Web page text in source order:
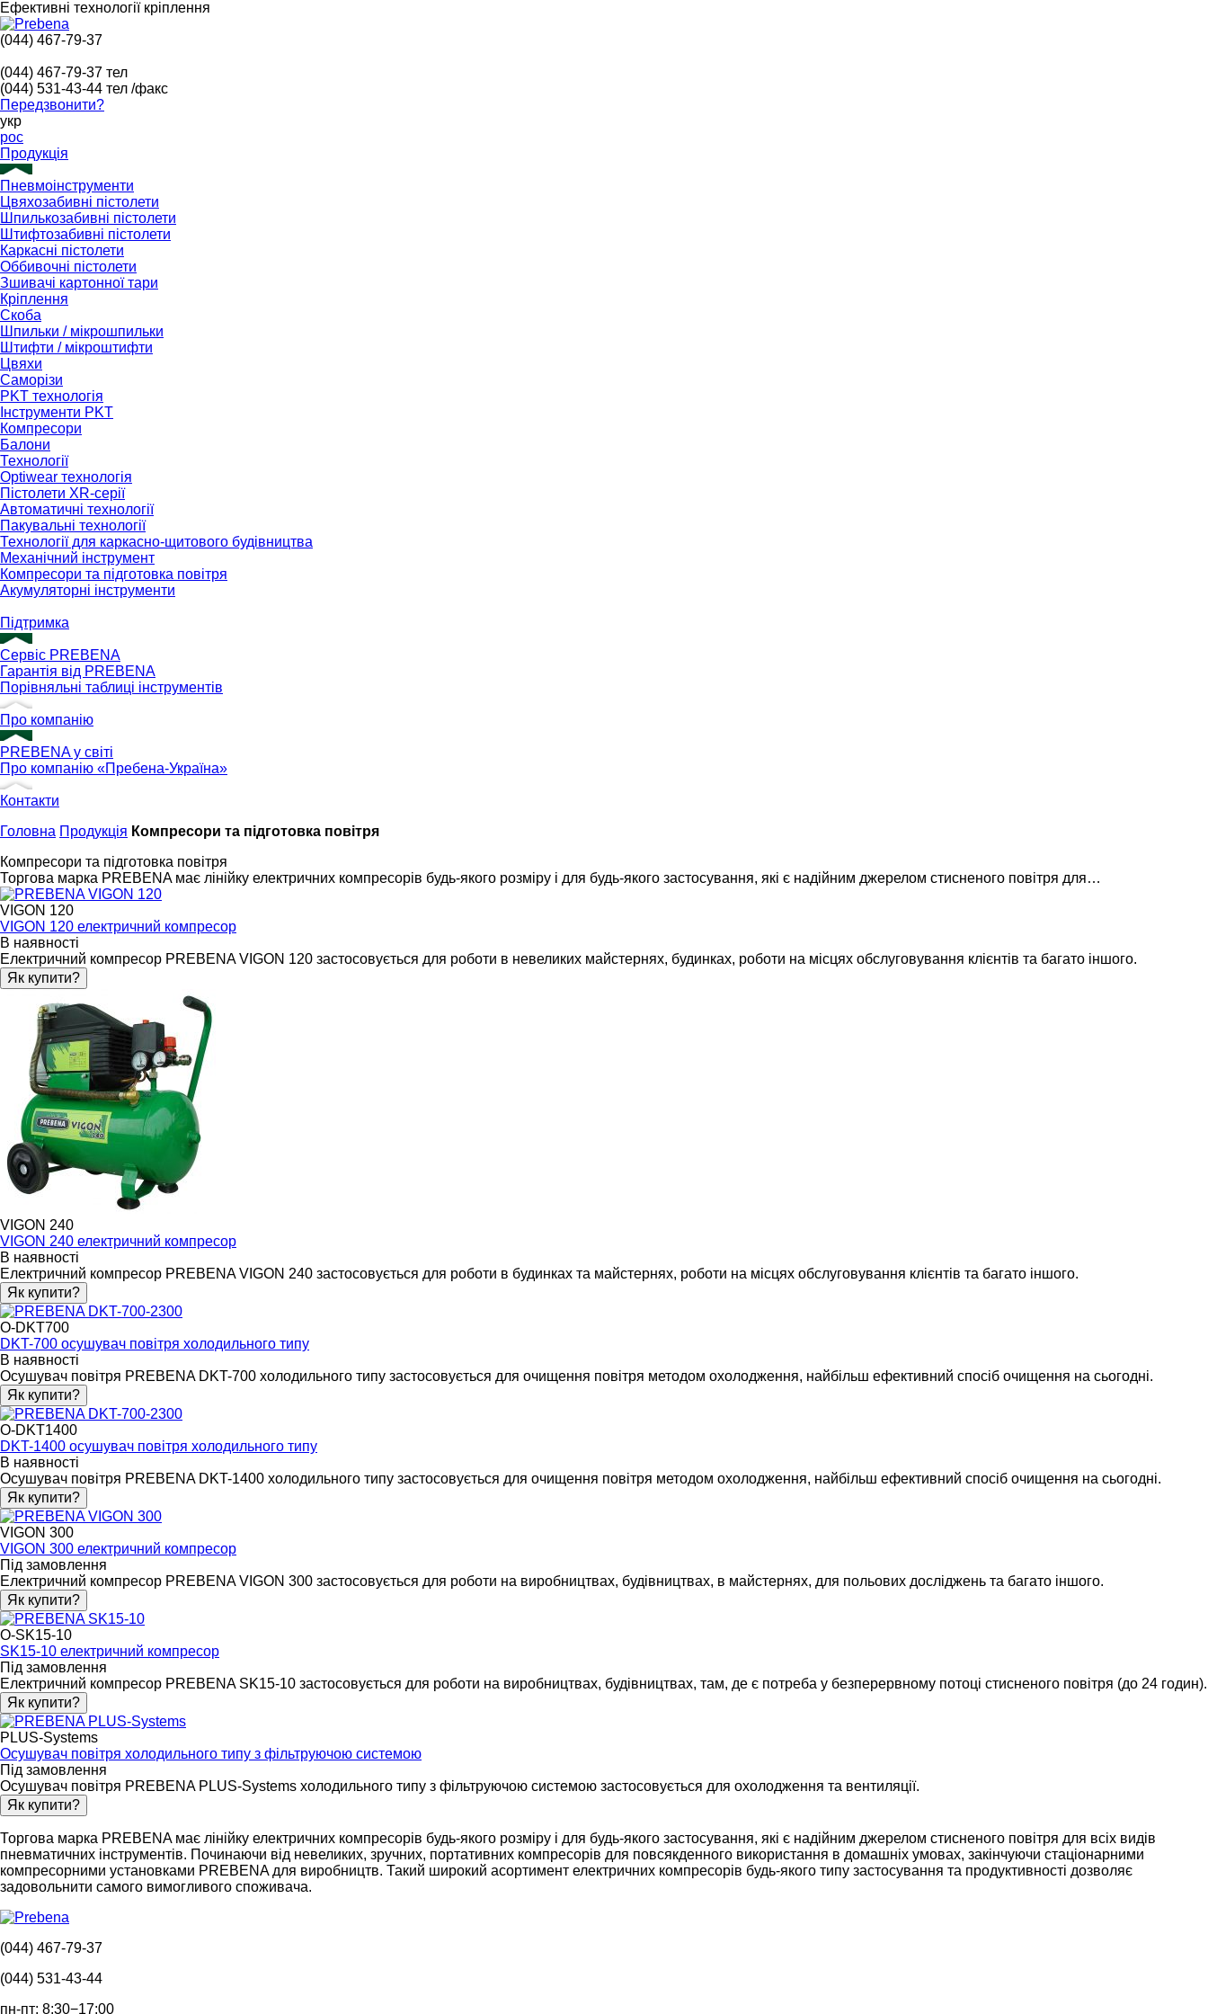
Ефективні технології кріплення
(044) 467-79-37
(044) 467-79-37 тел
(044) 531-43-44 тел /факс
Передзвонити?
укр
рос
Продукція
Пневмоінструменти
Цвяхозабивні пістолети
Шпилькозабивні пістолети
Штифтозабивні пістолети
Каркасні пістолети
Оббивочні пістолети
Зшивачі картонної тари
Кріплення
Скоба
Шпильки / мікрошпильки
Штифти / мікроштифти
Цвяхи
Саморізи
PKT технологія
Інструменти PKT
Компресори
Балони
Технології
Optiwear технологія
Пістолети XR-серії
Автоматичні технології
Пакувальні технології
Технології для каркасно-щитового будівництва
Механічний інструмент
Компресори та підготовка повітря
Акумуляторні інструменти
Підтримка
Сервіс PREBENA
Гарантія від PREBENA
Порівняльні таблиці інструментів
Про компанію
PREBENA у світі
Про компанію «Пребена-Україна»
Контакти
Головна Продукція Компресори та підготовка повітря
Компресори та підготовка повітря
Торгова марка PREBENA має лінійку електричних компресорів будь-якого розміру і для будь-якого застосування, які є надійним джерелом стисненого повітря для…
VIGON 120
VIGON 120 електричний компресор
В наявності
Електричний компресор PREBENA VIGON 120 застосовується для роботи в невеликих майстернях, будинках, роботи на місцях обслуговування клієнтів та багато іншого.
Як купити?
VIGON 240
VIGON 240 електричний компресор
В наявності
Електричний компресор PREBENA VIGON 240 застосовується для роботи в будинках та майстернях, роботи на місцях обслуговування клієнтів та багато іншого.
Як купити?
O-DKT700
DKT-700 осушувач повітря холодильного типу
В наявності
Осушувач повітря PREBENA DKT-700 холодильного типу застосовується для очищення повітря методом охолодження, найбільш ефективний спосіб очищення на сьогодні.
Як купити?
O-DKT1400
DKT-1400 осушувач повітря холодильного типу
В наявності
Осушувач повітря PREBENA DKT-1400 холодильного типу застосовується для очищення повітря методом охолодження, найбільш ефективний спосіб очищення на сьогодні.
Як купити?
VIGON 300
VIGON 300 електричний компресор
Під замовлення
Електричний компресор PREBENA VIGON 300 застосовується для роботи на виробництвах, будівництвах, в майстернях, для польових досліджень та багато іншого.
Як купити?
O-SK15-10
SK15-10 електричний компресор
Під замовлення
Електричний компресор PREBENA SK15-10 застосовується для роботи на виробництвах, будівництвах, там, де є потреба у безперервному потоці стисненого повітря (до 24 годин).
Як купити?
PLUS-Systems
Осушувач повітря холодильного типу з фільтруючою системою
Під замовлення
Осушувач повітря PREBENA PLUS-Systems холодильного типу з фільтруючою системою застосовується для охолодження та вентиляції.
Як купити?
Торгова марка PREBENA має лінійку електричних компресорів будь-якого розміру і для будь-якого застосування, які є надійним джерелом стисненого повітря для всіх видів
пневматичних інструментів. Починаючи від невеликих, зручних, портативних компресорів для повсякденного використання в домашніх умовах, закінчуючи стаціонарними
компресорними установками PREBENA для виробництв. Такий широкий асортимент електричних компресорів будь-якого типу застосування та продуктивності дозволяє
задовольнити самого вимогливого споживача.
(044) 467-79-37
(044) 531-43-44
пн-пт: 8:30−17:00